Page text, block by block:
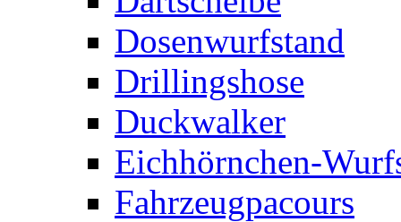
Dosenwurfstand
Drillingshose
Duckwalker
Eichhörnchen-
Fahrzeugpacours